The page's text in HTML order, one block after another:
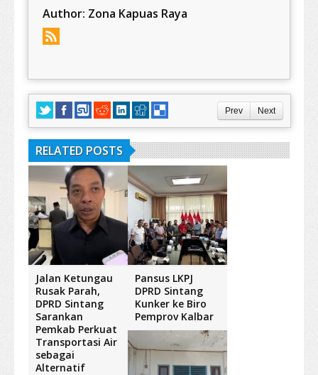
Author: Zona Kapuas Raya
Prev Next
RELATED POSTS
Jalan Ketungau
Rusak Parah,
DPRD Sintang
Sarankan
Pemkab Perkuat
Transportasi Air
sebagai
Alternatif
Pansus LKPJ
DPRD Sintang
Kunker ke Biro
Pemprov Kalbar